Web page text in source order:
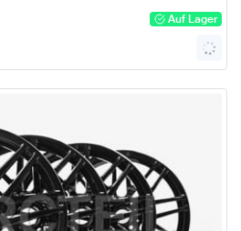
Auf Lager